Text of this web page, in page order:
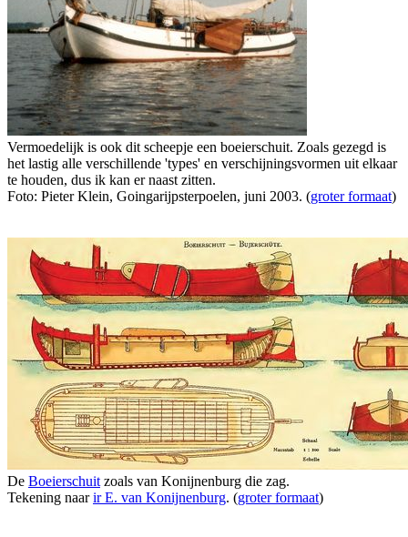
Vermoedelijk is ook dit scheepje een boeierschuit. Zoals gezegd is
het lastig alle verschillende 'types' en verschijningsvormen uit elkaar
te houden, dus ik kan er naast zitten.
Foto: Pieter Klein, Goingarijpsterpoelen, juni 2003. (groter formaat)
De Boeierschuit zoals van Konijnenburg die zag.
Tekening naarir E. van Konijnenburg. (groter formaat)